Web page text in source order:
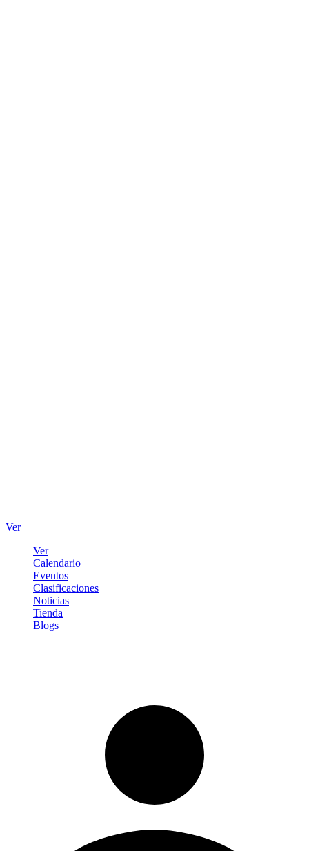
Ver
Ver
Calendario
Eventos
Clasificaciones
Noticias
Tienda
Blogs